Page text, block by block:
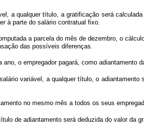
a qualquer título, a gratificação será
à parte do salário contratual fixo.
a parcela do mês de dezembro, o
das possíveis diferenças.
o empregador pagará, como
variável, a qualquer título, o
no mesmo mês a todos os seus
de adiantamento será deduzida do valor da